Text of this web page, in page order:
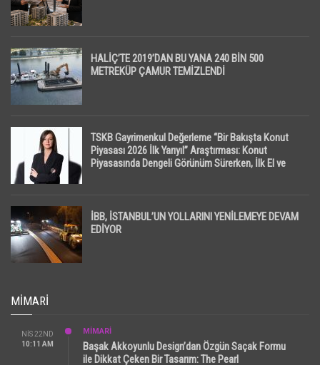
HALİÇ’TE 2019’DAN BU YANA 240 BİN 500
METREKÜP ÇAMUR TEMİZLENDİ
TSKB Gayrimenkul Değerleme “Bir Bakışta Konut
Piyasası 2026 İlk Yarıyıl” Araştırması: Konut
Piyasasında Dengeli Görünüm Sürerken, İlk El ve
İBB, İSTANBUL’UN YOLLARINI YENİLEMEYE DEVAM
EDİYOR
MIMARI
NIS 22ND
10:11 AM
MİMARİ
Başak Akkoyunlu Design’dan Özgün Saçak Formu
ile Dikkat Çeken Bir Tasarım: The Pearl